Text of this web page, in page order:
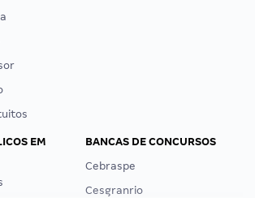
EM
BANCAS DE CONCURSOS
Cebraspe
Cesgranrio